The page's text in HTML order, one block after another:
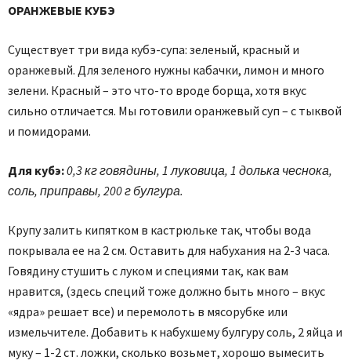
ОРАНЖЕВЫЕ КУБЭ
Существует три вида кубэ-супа: зеленый, красный и
оранжевый. Для зеленого нужны кабачки, лимон и много
зелени. Красный – это что-то вроде борща, хотя вкус
сильно отличается. Мы готовили оранжевый суп – с тыквой
и помидорами.
Для кубэ:0,3 кг говядины, 1 луковица, 1 долька чеснока,
соль, приправы, 200 г булгура.
Крупу залить кипятком в кастрюльке так, чтобы вода
покрывала ее на 2 см. Оставить для набухания на 2-3 часа.
Говядину стушить с луком и специями так, как вам
нравится, (здесь специй тоже должно быть много – вкус
«ядра» решает все) и перемолоть в мясорубке или
измельчителе. Добавить к набухшему булгуру соль, 2 яйца и
муку – 1-2 ст. ложки, сколько возьмет, хорошо вымесить